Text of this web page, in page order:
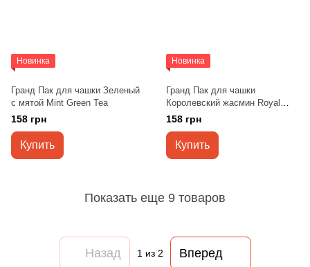
Новинка
Гранд Пак для чашки Зеленый
с мятой Mint Green Tea
158 грн
Купить
Новинка
Гранд Пак для чашки
Королевский жасмин Royal
Jasmine
158 грн
Купить
Показать еще 9 товаров
Назад 1 из 2 Вперед